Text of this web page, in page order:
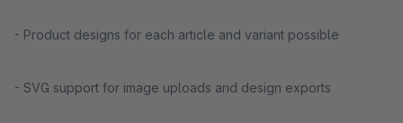
- Product designs for each article and variant possible
- SVG support for image uploads and design exports